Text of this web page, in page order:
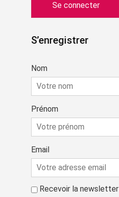
S’enregistrer
Nom
Prénom
Email
Recevoir la newsletter